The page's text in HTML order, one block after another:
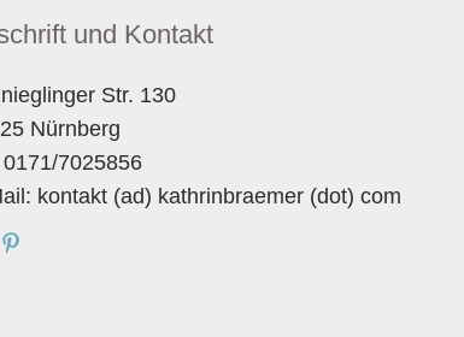
und Kontakt
Str. 130
Nürnberg
0171/7025856
kontakt (ad) kathrinbraemer (dot) com